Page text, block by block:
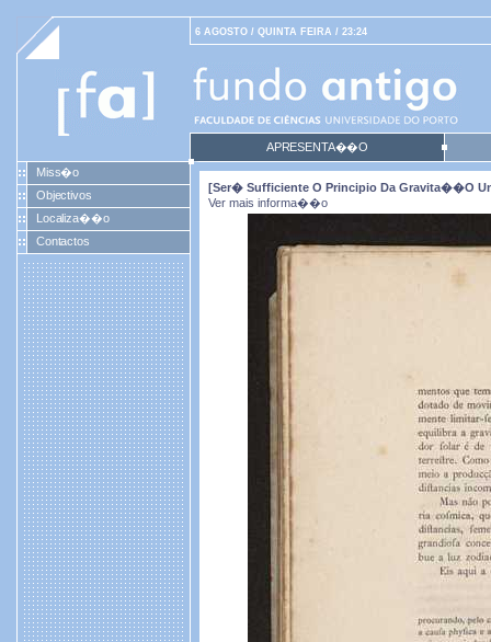
6 AGOSTO / QUINTA FEIRA / 23:24
APRESENTA��O
Miss�o
Objectivos
Localiza��o
Contactos
[Ser� Sufficiente O Principio Da Gravita��o
Ver mais informa��o